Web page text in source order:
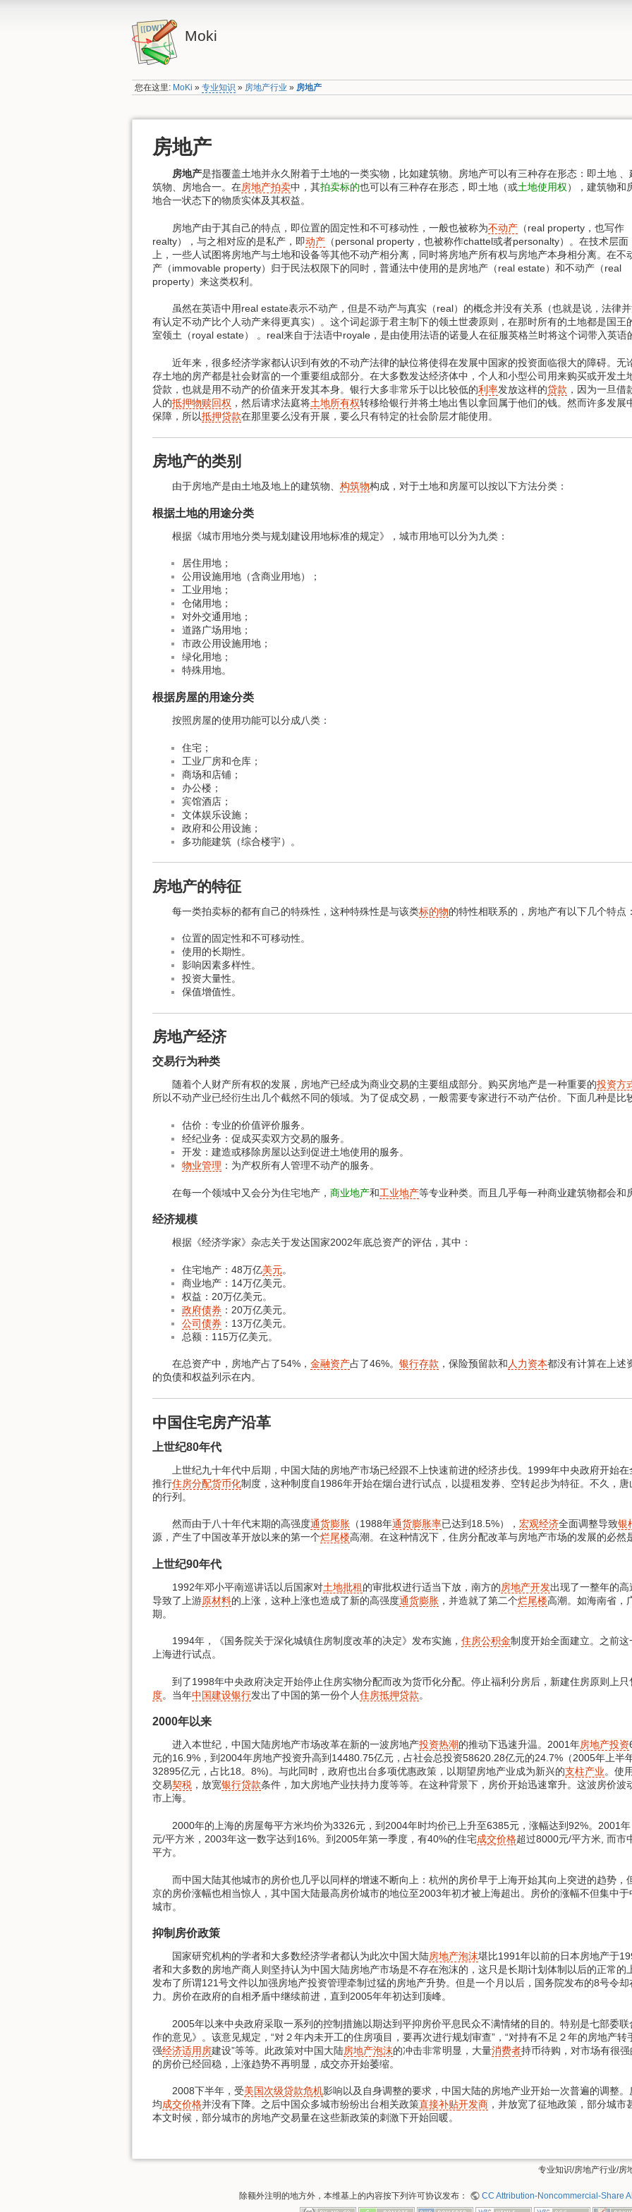
Moki
您在这里: MoKi »专业知识 » 房地产行业 » 房地产
房地产
房地产是指覆盖土地并永久附着于土地的一类实物，比如建筑物。房地产可以有三种存在形态：即土地 、
筑物、房地合一。在房地产拍卖中，其拍卖标的也可以有三种存在形态，即土地（或土地使用权），建筑物和
地合一状态下的物质实体及其权益。
房地产由于其自己的特点，即位置的固定性和不可移动性，一般也被称为不动产 （real property，也写作
realty），与之相对应的是私产，即动产 （personal property，也被称作chattel或者personalty）。在技术层面
上，一些人试图将房地产与土地和设备等其他不动产相分离，同时将房地产所有权与房地产本身相分离。在不
产（immovable property）归于民法权限下的同时，普通法中使用的是房地产（real estate）和不动产（real
property）来这类权利。
虽然在英语中用real estate表示不动产，但是不动产与真实（real）的概念并没有关系（也就是说，法律
有认定不动产比个人动产来得更真实）。这个词起源于君主制下的领土世袭原则，在那时所有的土地都是国
室领土（royal estate） 。real来自于法语中royale，是由使用法语的诺曼人在征服英格兰时将这个词带入英语
近年来，很多经济学家都认识到有效的不动产法律的缺位将使得在发展中国家的投资面临很大的障碍。无
存土地的房产都是社会财富的一个重要组成部分。在大多数发达经济体中，个人和小型公司用来购买或开发
贷款，也就是用不动产的价值来开发其本身。银行大多非常乐于以比较低的利率发放这样的贷款 ，因为一旦
人的抵押物赎回权 ，然后请求法庭将土地所有权转移给银行并将土地出售以拿回属于他们的钱。然而许多发
保障，所以抵押贷款在那里要么没有开展，要么只有特定的社会阶层才能使用。
房地产的类别
由于房地产是由土地及地上的建筑物、 构筑物构成，对于土地和房屋可以按以下方法分类：
根据土地的用途分类
根据《城市用地分类与规划建设用地标准的规定》，城市用地可以分为九类：
居住用地；
公用设施用地（含商业用地）；
工业用地；
仓储用地；
对外交通用地；
道路广场用地；
市政公用设施用地；
绿化用地；
特殊用地。
根据房屋的用途分类
按照房屋的使用功能可以分成八类：
住宅；
工业厂房和仓库；
商场和店铺；
办公楼；
宾馆酒店；
文体娱乐设施；
政府和公用设施；
多功能建筑（综合楼宇）。
房地产的特征
每一类拍卖标的都有自己的特殊性，这种特殊性是与该类标的物的特性相联系的，房地产有以下几个特点
位置的固定性和不可移动性。
使用的长期性。
影响因素多样性。
投资大量性。
保值增值性。
房地产经济
交易行为种类
随着个人财产所有权的发展，房地产已经成为商业交易的主要组成部分。购买房地产是一种重要的投资方
所以不动产业已经衍生出几个截然不同的领域。为了促成交易，一般需要专家进行不动产估价。下面几种是比
估价：专业的价值评价服务。
经纪业务：促成买卖双方交易的服务。
开发：建造或移除房屋以达到促进土地使用的服务。
物业管理 ：为产权所有人管理不动产的服务。
在每一个领域中又会分为住宅地产， 商业地产和工业地产等专业种类。而且几乎每一种商业建筑物都会和
经济规模
根据《经济学家》杂志关于发达国家2002年底总资产的评估，其中：
住宅地产：48万亿美元。
商业地产：14万亿美元。
权益：20万亿美元。
政府债券 ：20万亿美元。
公司债券 ：13万亿美元。
总额：115万亿美元。
在总资产中，房地产占了54%， 金融资产占了46%。 银行存款 ，保险预留款和人力资本都没有计算在上述
的负债和权益列示在内。
中国住宅房产沿革
上世纪80年代
上世纪九十年代中后期，中国大陆的房地产市场已经跟不上快速前进的经济步伐。1999年中央政府开始在
推行住房分配货币化制度，这种制度自1986年开始在烟台进行试点，以提租发券、空转起步为特征。不久，
的行列。
然而由于八十年代末期的高强度通货膨胀 （1988年通货膨胀率已达到18.5%）， 宏观经济全面调整导致银
源，产生了中国改革开放以来的第一个烂尾楼高潮。在这种情况下，住房分配改革与房地产市场的发展的必然
上世纪90年代
1992年邓小平南巡讲话以后国家对土地批租的审批权进行适当下放，南方的房地产开发出现了一整年的
导致了上游原材料的上涨，这种上涨也造成了新的高强度通货膨胀 ，并造就了第二个烂尾楼高潮。如海南省，
期。
1994年，《国务院关于深化城镇住房制度改革的决定》发布实施， 住房公积金制度开始全面建立。之前
上海进行试点。
到了1998年中央政府决定开始停止住房实物分配而改为货币化分配。停止福利分房后，新建住房原则上只
度。当年中国建设银行发出了中国的第一份个人住房抵押贷款。
2000年以来
进入本世纪，中国大陆房地产市场改革在新的一波房地产投资热潮的推动下迅速升温。2001年房地产投资
元的16.9%，到2004年房地产投资升高到14480.75亿元，占社会总投资58620.28亿元的24.7%（2005年上半
32895亿元，占比18。8%)。与此同时，政府也出台多项优惠政策，以期望房地产业成为新兴的支柱产业。使
交易契税 ，放宽银行贷款条件，加大房地产业扶持力度等等。在这种背景下，房价开始迅速窜升。这波房价
市上海。
2000年的上海的房屋每平方米均价为3326元，到2004年时均价已上升至6385元，涨幅达到92%。2001
元/平方米，2003年这一数字达到16%。到2005年第一季度，有40%的住宅成交价格超过8000元/平方米, 而市
平方。
而中国大陆其他城市的房价也几乎以同样的增速不断向上：杭州的房价早于上海开始其向上突进的趋势，
京的房价涨幅也相当惊人，其中国大陆最高房价城市的地位至2003年初才被上海超出。房价的涨幅不但集中
城市。
抑制房价政策
国家研究机构的学者和大多数经济学者都认为此次中国大陆房地产泡沫堪比1991年以前的日本房地产于
者和大多数的房地产商人则坚持认为中国大陆房地产市场是不存在泡沫的，这只是长期计划体制以后的正常的
发布了所谓121号文件以加强房地产投资管理牵制过猛的房地产升势。但是一个月以后，国务院发布的8号令
力。房价在政府的自相矛盾中继续前进，直到2005年年初达到顶峰。
2005年以来中央政府采取一系列的控制措施以期达到平抑房价平息民众不满情绪的目的。特别是七部委联
作的意见》。该意见规定，“对２年内未开工的住房项目，要再次进行规划审查”，“对持有不足２年的房地产
强经济适用房建设”等等。此政策对中国大陆房地产泡沫的冲击非常明显，大量消费者持币待购，对市场有很
的房价已经回稳，上涨趋势不再明显，成交亦开始萎缩。
2008下半年，受美国次级贷款危机影响以及自身调整的要求，中国大陆的房地产业开始一次普遍的调整
均成交价格并没有下降。之后中国众多城市纷纷出台相关政策直接补贴开发商 ，并放宽了征地政策，部分城市
本文时候，部分城市的房地产交易量在这些新政策的刺激下开始回暖。
专业知识/房地产行业/房
除额外注明的地方外，本维基上的内容按下列许可协议发布： CC Attribution-Noncommercial-Share